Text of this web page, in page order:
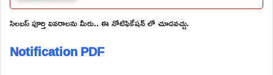
సిలబస్ పూర్తి వివరాలను మీరు.. ఈ నోటిఫికేషన్ లో చూడవచ్చు.
Notification PDF